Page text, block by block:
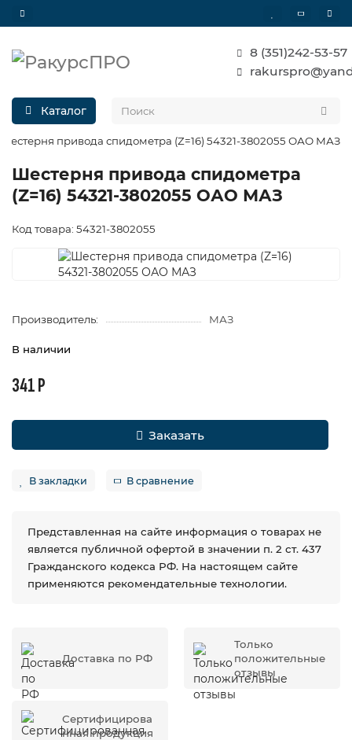
8 (351)242-53-57
Каталог
Шестерня привода спидометра (Z=16) 54321-3802055 ОАО МАЗ
Шестерня привода спидометра
(Z=16) 54321-3802055 ОАО МАЗ
Код товара: 54321-3802055
Производитель: МАЗ
В наличии
341 Р
Заказать
В закладки В сравнение
Представленная на сайте информация о товарах не
является публичной офертой в значении п. 2 ст. 437
Гражданского кодекса РФ. На настоящем сайте
применяются рекомендательные технологии.
Доставка по РФ
Только
положительные
отзывы
Сертифицирова
нная продукция